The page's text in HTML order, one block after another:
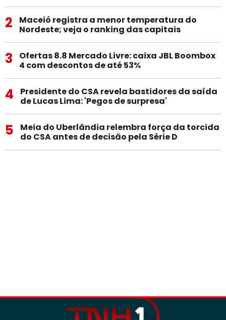
2
Maceió registra a menor temperatura do
Nordeste; veja o ranking das capitais
3
Ofertas 8.8 Mercado Livre: caixa JBL Boombox
4 com descontos de até 53%
4
Presidente do CSA revela bastidores da saída
de Lucas Lima: 'Pegos de surpresa'
5
Meia do Uberlândia relembra força da torcida
do CSA antes de decisão pela Série D